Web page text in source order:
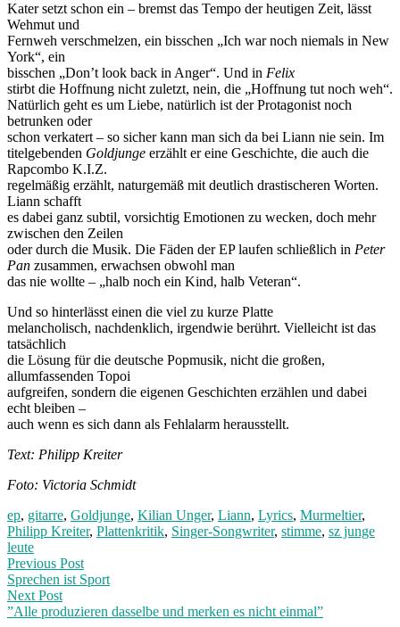
Kater setzt schon ein – bremst das Tempo der heutigen Zeit, lässt
Wehmut und
Fernweh verschmelzen, ein bisschen „Ich war noch niemals in New
York“, ein
bisschen „Don’t look back in Anger“. Und in Felix
stirbt die Hoffnung nicht zuletzt, nein, die „Hoffnung tut noch weh“.
Natürlich geht es um Liebe, natürlich ist der Protagonist noch
betrunken oder
schon verkatert – so sicher kann man sich da bei Liann nie sein. Im
titelgebenden Goldjunge erzählt er eine Geschichte, die auch die
Rapcombo K.I.Z.
regelmäßig erzählt, naturgemäß mit deutlich drastischeren Worten.
Liann schafft
es dabei ganz subtil, vorsichtig Emotionen zu wecken, doch mehr
zwischen den Zeilen
oder durch die Musik. Die Fäden der EP laufen schließlich in Peter
Pan zusammen, erwachsen obwohl man
das nie wollte – „halb noch ein Kind, halb Veteran“.
Und so hinterlässt einen die viel zu kurze Platte
melancholisch, nachdenklich, irgendwie berührt. Vielleicht ist das
tatsächlich
die Lösung für die deutsche Popmusik, nicht die großen,
allumfassenden Topoi
aufgreifen, sondern die eigenen Geschichten erzählen und dabei
echt bleiben –
auch wenn es sich dann als Fehlalarm herausstellt.
Text: Philipp Kreiter
Foto: Victoria Schmidt
ep, gitarre, Goldjunge, Kilian Unger, Liann, Lyrics, Murmeltier,
Philipp Kreiter, Plattenkritik, Singer-Songwriter, stimme, sz junge
leute
Post
navigation
Previous PostPrevious
post:
Sprechen ist Sport
Next Post
”Alle produzieren dasselbe und merken es nicht einmal”